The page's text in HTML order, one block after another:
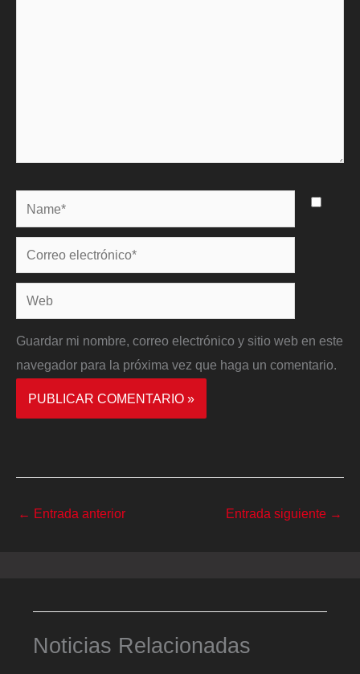
Name*
Correo
electrónico*
Web
Guardar mi nombre, correo electrónico y sitio web en este
navegador para la próxima vez que haga un comentario.
← Entrada anterior Entrada siguiente →
Noticias Relacionadas